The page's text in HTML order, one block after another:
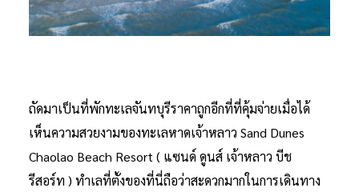
ถัดมาเป็นที่พักทะเลจันทบุรีราคาถูกอีกที่ที่คุ้มจ่ายเมื่อได้
เห็นความสวยงามของทะเลหาดเจ้าหลาว Sand Dunes
Chaolao Beach Resort ( แซนด์ ดูนส์ เจ้าหลาว บีช
รีสอร์ท ) ทำเลที่ตั้งของที่นี่ถือว่าสะดวกมากในการเดินทาง